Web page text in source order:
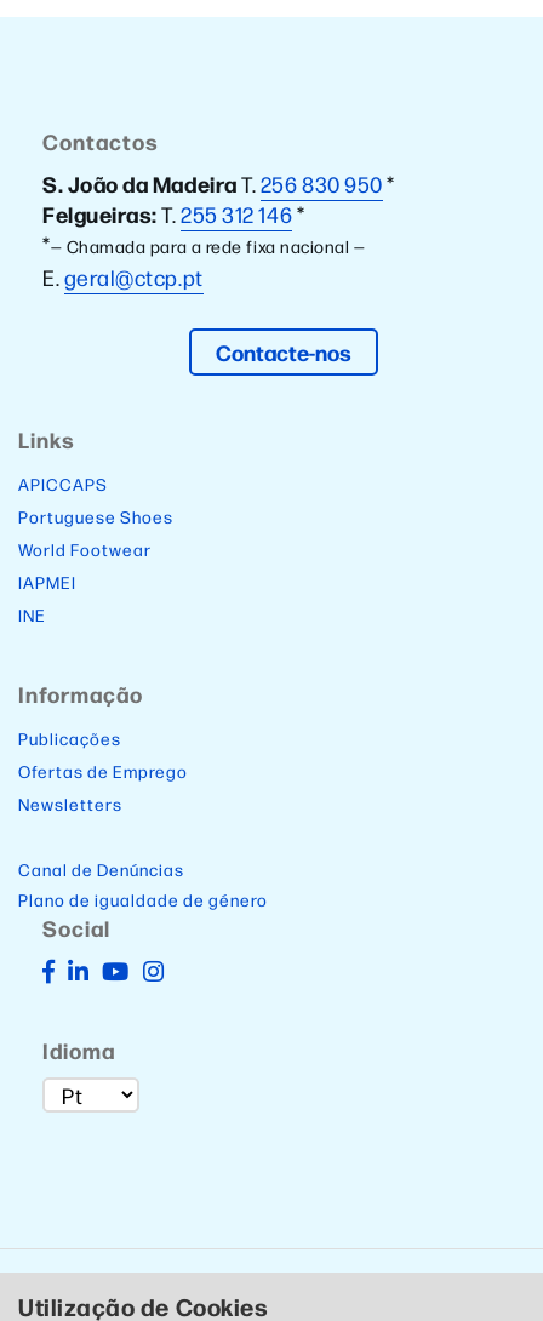
Contactos
S. João da MadeiraT.256 830 950*
Felgueiras:T.255 312 146*
*— Chamada para a rede fixa nacional —
E.geral@ctcp.pt
Contacte-nos
Links
APICCAPS
Portuguese Shoes
World Footwear
IAPMEI
INE
Informação
Publicações
Ofertas de Emprego
Newsletters
Canal de Denúncias
Plano de igualdade de género
Social
Idioma
Utilização de Cookies